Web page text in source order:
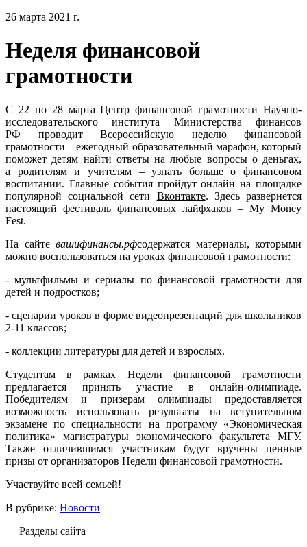
26 марта 2021 г.
Неделя финансовой
грамотности
С 22 по 28 марта Центр финансовой грамотности Научно-
исследовательского института Министерства финансов
РФ проводит Всероссийскую неделю финансовой
грамотности – ежегодный образовательный марафон, который
поможет детям найти ответы на любые вопросы о деньгах,
а родителям и учителям – узнать больше о финансовом
воспитании. Главные события пройдут онлайн на площадке
популярной социальной сети Вконтакте. Здесь развернется
настоящий фестиваль финансовых лайфхаков – My Money
Fest.
На сайте вашифинансы.рфсодержатся материалы, которыми
можно воспользоваться на уроках финансовой грамотности:
- мультфильмы и сериалы по финансовой грамотности для
детей и подростков;
- сценарии уроков в форме видеопрезентаций для школьников
2-11 классов;
- коллекции литературы для детей и взрослых.
Студентам в рамках Недели финансовой грамотности
предлагается принять участие в онлайн-олимпиаде.
Победителям и призерам олимпиады предоставляется
возможность использовать результаты на вступительном
экзамене по специальности на программу «Экономическая
политика» магистратуры экономического факультета МГУ.
Также отличившимся участникам будут вручены ценные
призы от организаторов Недели финансовой грамотности.
Участвуйте всей семьей!
В рубрике: Новости
Разделы сайта